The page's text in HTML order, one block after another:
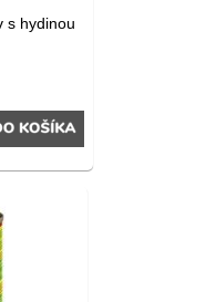
s hydinou